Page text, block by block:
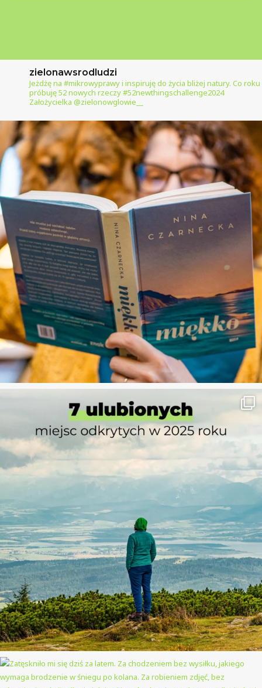
zielonawsrodludzi
Jeżdżę na #mikrowyprawy i inspiruję do życia bliżej natury. Co roku
próbuję 52 nowych rzeczy #52newthingschallenge2024
Założycielka @zielonowglowie__